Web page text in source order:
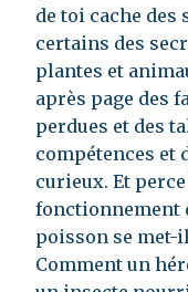
de toi cache des
certains des
plantes et
après page des
perdues et des
compétences et
curieux. Et
fonctionnement
poisson se met-
Comment un